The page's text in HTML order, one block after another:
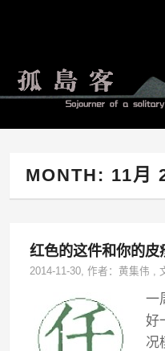
MONTH: 11月
红色的这件和你的皮
2014-11-30, 作者：黄集伟 ,
一
好
况